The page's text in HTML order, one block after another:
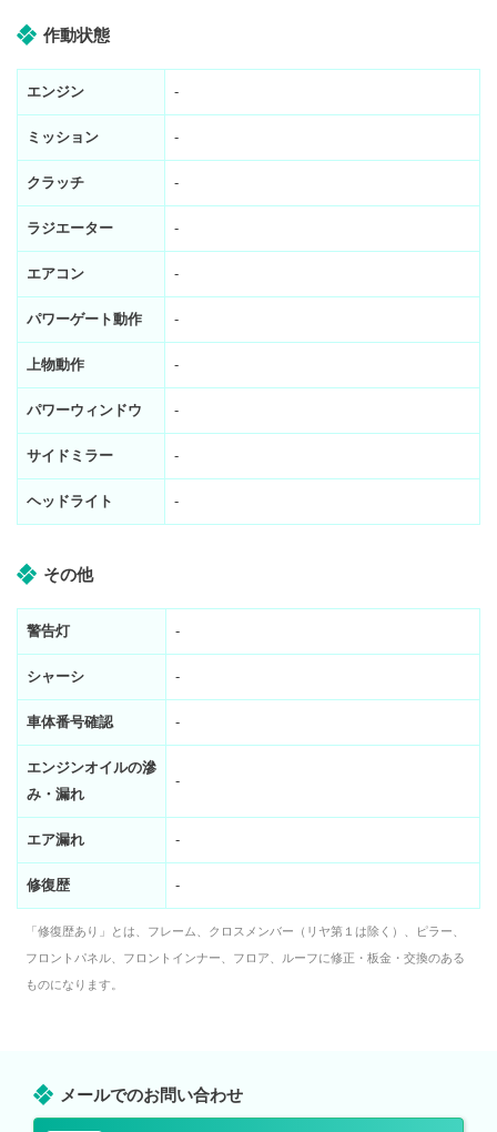
作動状態
エンジン -
ミッション -
クラッチ -
ラジエーター -
エアコン -
パワーゲート動作 -
上物動作 -
パワーウィンドウ -
サイドミラー -
ヘッドライト -
その他
警告灯 -
シャーシ -
車体番号確認 -
エンジンオイルの滲
み・漏れ
-
エア漏れ -
修復歴 -
「修復歴あり」とは、フレーム、クロスメンバー（リヤ第１は除く）、ピラー、
フロントパネル、フロントインナー、フロア、ルーフに修正・板金・交換のある
ものになります。
メールでのお問い合わせ